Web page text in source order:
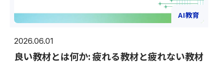
AI教育
2026.06.01
良い教材とは何か: 疲れる教材と疲れない教材